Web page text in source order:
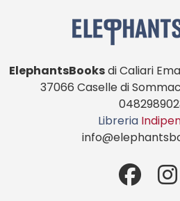
ElephantsBooksdi Caliari
37066 Caselle di
Libreria